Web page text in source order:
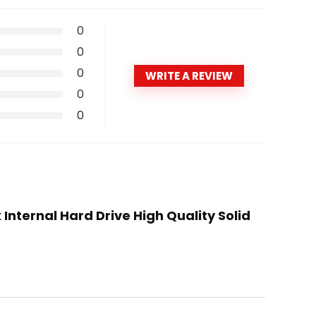
0
0
0
0
0
WRITE A REVIEW
Internal Hard Drive High Quality Solid